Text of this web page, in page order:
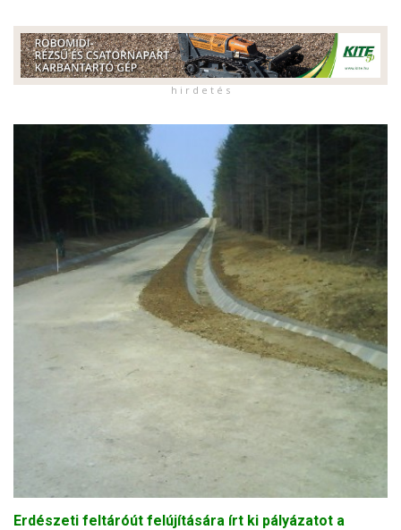
h i r d e t é s
Erdészeti feltáróút felújítására írt ki pályázatot a